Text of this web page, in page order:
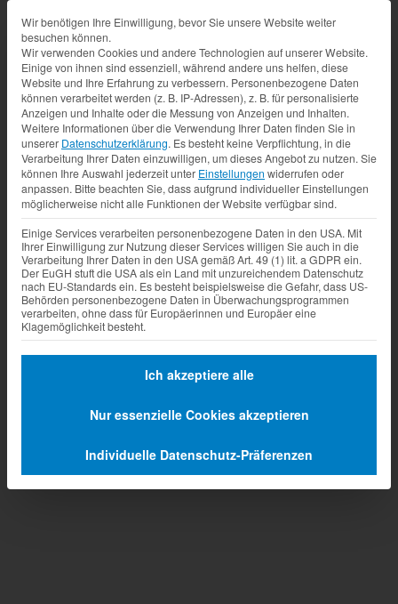
Datenschutz-Präferenz
Wir benötigen Ihre Einwilligung, bevor Sie unsere Website weiter
besuchen können.
Wir verwenden Cookies und andere Technologien auf unserer Website.
Einige von ihnen sind essenziell, während andere uns helfen, diese
Website und Ihre Erfahrung zu verbessern. Personenbezogene Daten
können verarbeitet werden (z. B. IP-Adressen), z. B. für personalisierte
Anzeigen und Inhalte oder die Messung von Anzeigen und Inhalten.
Weitere Informationen über die Verwendung Ihrer Daten finden Sie in
unserer Datenschutzerklärung. Es besteht keine Verpflichtung, in die
Verarbeitung Ihrer Daten einzuwilligen, um dieses Angebot zu nutzen. Sie
können Ihre Auswahl jederzeit unter Einstellungen widerrufen oder
anpassen. Bitte beachten Sie, dass aufgrund individueller Einstellungen
möglicherweise nicht alle Funktionen der Website verfügbar sind.
Einige Services verarbeiten personenbezogene Daten in den USA. Mit
Ihrer Einwilligung zur Nutzung dieser Services willigen Sie auch in die
Verarbeitung Ihrer Daten in den USA gemäß Art. 49 (1) lit. a GDPR ein.
Der EuGH stuft die USA als ein Land mit unzureichendem Datenschutz
nach EU-Standards ein. Es besteht beispielsweise die Gefahr, dass US-
Behörden personenbezogene Daten in Überwachungsprogrammen
verarbeiten, ohne dass für Europäerinnen und Europäer eine
Klagemöglichkeit besteht.
Ich akzeptiere alle
Nur essenzielle Cookies akzeptieren
Individuelle Datenschutz-Präferenzen